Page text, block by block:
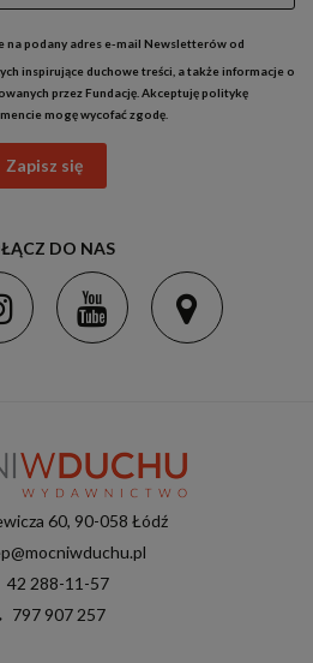
na podany adres e-mail Newsletterów od
inspirujące duchowe treści, a także informacje o
przez Fundację. Akceptujępolitykę
mogę wycofać zgodę.
Zapisz się
DO NAS
60, 90-058 Łódź
42 288-11-57
797 907 257